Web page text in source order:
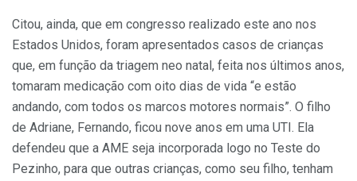
Citou, ainda, que em congresso realizado este ano nos
Estados Unidos, foram apresentados casos de crianças
que, em função da triagem neo natal, feita nos últimos anos,
tomaram medicação com oito dias de vida “e estão
andando, com todos os marcos motores normais”. O filho
de Adriane, Fernando, ficou nove anos em uma UTI. Ela
defendeu que a AME seja incorporada logo no Teste do
Pezinho, para que outras crianças, como seu filho, tenham